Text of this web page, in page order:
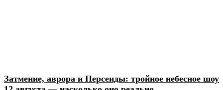
Затмение, аврора и Персеиды: тройное небесное шоу